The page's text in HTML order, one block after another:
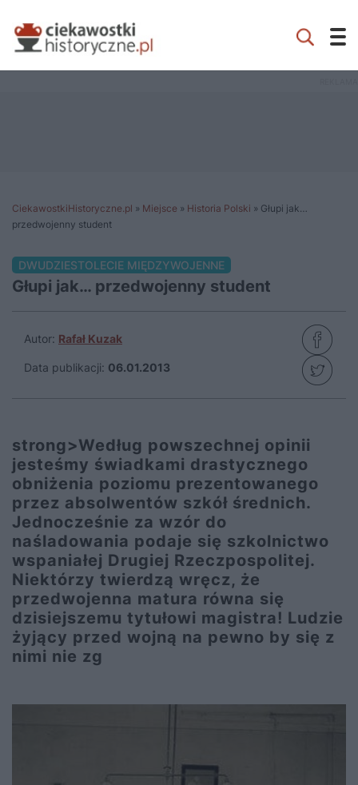
CiekawostkiHistoryczne.pl » Miejsce » Historia Polski » Głupi jak…
przedwojenny student
DWUDZIESTOLECIE MIĘDZYWOJENNE
Głupi jak… przedwojenny student
Autor: Rafał Kuzak
Data publikacji: 06.01.2013
strong>Według powszechnej opinii
jesteśmy świadkami drastycznego
obniżenia poziomu prezentowanego
przez absolwentów szkół średnich.
Jednocześnie za wzór do
naśladowania podaje się szkolnictwo
wspaniałej Drugiej Rzeczpospolitej.
Niektórzy twierdzą wręcz, że
przedwojenna matura równa się
dzisiejszemu tytułowi magistra! Ludzie
żyjący przed wojną na pewno by się z
nimi nie zg